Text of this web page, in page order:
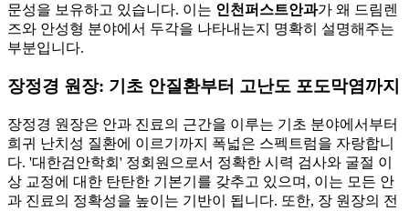
문성을 보유하고 있습니다. 이는 인천퍼스트안과가 왜 드림렌
즈와 안성형 분야에서 두각을 나타내는지 명확히 설명해주는
부분입니다.
장정경 원장: 기초 안질환부터 고난도 포도막염까지
장정경 원장은 안과 진료의 근간을 이루는 기초 분야에서부터
희귀 난치성 질환에 이르기까지 폭넓은 스펙트럼을 자랑합니
다. '대한검안학회' 정회원으로서 정확한 시력 검사와 굴절 이
상 교정에 대한 탄탄한 기본기를 갖추고 있으며, 이는 모든 안
과 진료의 정확성을 높이는 기반이 됩니다. 또한, 장 원장의 전